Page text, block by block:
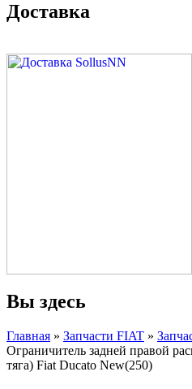
Доставка
Вы здесь
Главная » Запчасти FIAT »
Ограничитель задней правой
тяга) Fiat Ducato New(250)